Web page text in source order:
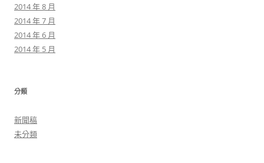
2014 年 8 月
2014 年 7 月
2014 年 6 月
2014 年 5 月
分類
新聞稿
未分類